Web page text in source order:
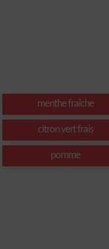
menthe fraîche
citron vert frais
pomme